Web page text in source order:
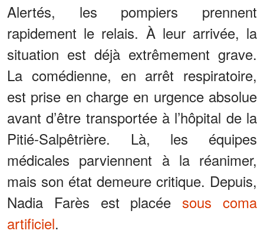
Alertés, les pompiers prennent
rapidement le relais. À leur arrivée, la
situation est déjà extrêmement grave.
La comédienne, en arrêt respiratoire,
est prise en charge en urgence absolue
avant d’être transportée à l’hôpital de la
Pitié-Salpêtrière. Là, les équipes
médicales parviennent à la réanimer,
mais son état demeure critique. Depuis,
Nadia Farès est placée sous coma
artificiel.